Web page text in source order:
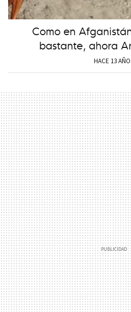
Como en
bastante, ahora
HACE 13